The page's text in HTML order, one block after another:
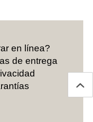
en línea?
de entrega